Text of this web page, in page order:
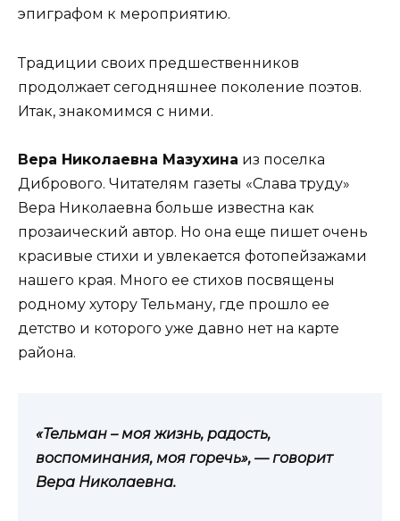
эпиграфом к мероприятию.
Традиции своих предшественников
продолжает сегодняшнее поколение поэтов.
Итак, знакомимся с ними.
Вера Николаевна Мазухина из поселка
Дибрового. Читателям газеты «Слава труду»
Вера Николаевна больше известна как
прозаический автор. Но она еще пишет очень
красивые стихи и увлекается фотопейзажами
нашего края. Много ее стихов посвящены
родному хутору Тельману, где прошло ее
детство и которого уже давно нет на карте
района.
«Тельман – моя жизнь, радость,
воспоминания, моя горечь», — говорит
Вера Николаевна.